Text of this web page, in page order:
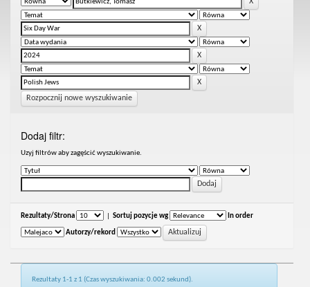
Rozpocznij nowe wyszukiwanie
Dodaj filtr:
Uzyj filtrów aby zagęścić wyszukiwanie.
Rezultaty/Strona Sortuj pozycje wg In order
Autorzy/rekord
Rezultaty 1-1 z 1 (Czas wyszukiwania: 0.002 sekund).